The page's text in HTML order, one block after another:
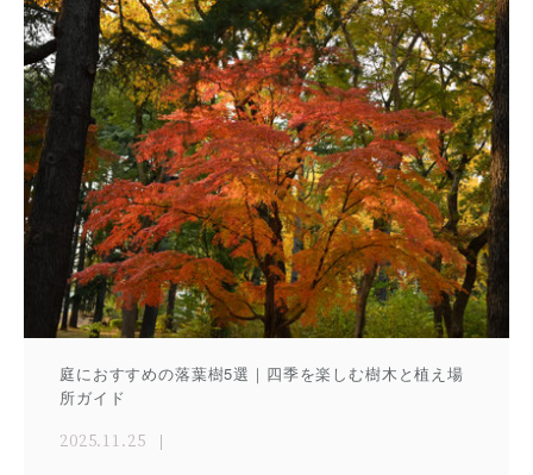
庭におすすめの落葉樹5選｜四季を楽しむ樹木と植え場
所ガイド
2025.11.25